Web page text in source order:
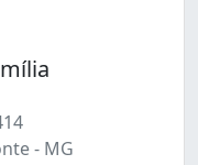
- MG